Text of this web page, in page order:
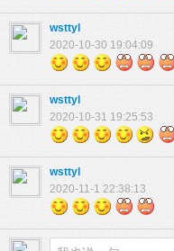
wsttyl
2020-10-30 19:04:09
wsttyl
2020-10-31 19:25:53
wsttyl
2020-11-1 22:38:13